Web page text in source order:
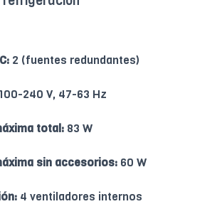
2 (fuentes redundantes)
100-240 V, 47-63 Hz
total: 83 W
sin accesorios: 60 W
4 ventiladores internos